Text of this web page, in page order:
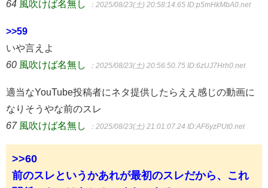
64 風吹けば名無し ：2025/08/23(土) 20:58:14.65 ID:p5mHkMbA0.net
>>59
いや言えよ
60 風吹けば名無し ：2025/08/23(土) 20:56:50.75 ID:6zUJ7Hrh0.net
適当なYouTube投稿者にネタ提供したらええ感じの動画に
なりそうやな前のスレ
67 風吹けば名無し ：2025/08/23(土) 21:01:07.24 ID:AF6yzPUt0.net
>>60
前のスレというかあれが最初のスレだから、これ